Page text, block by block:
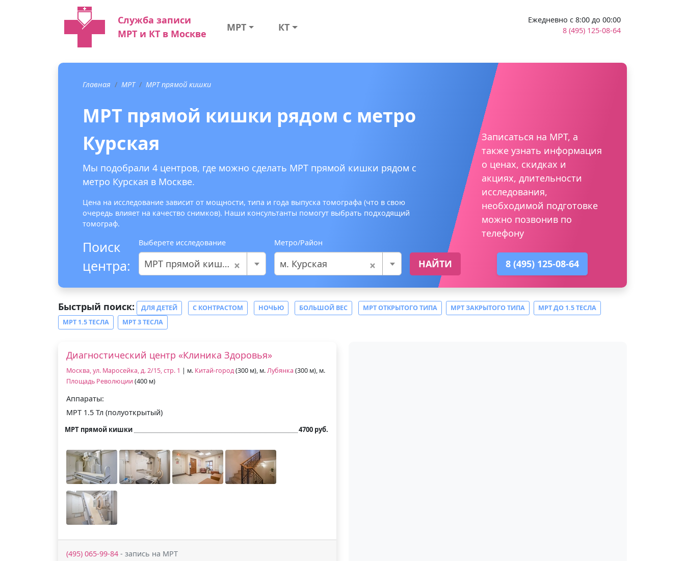
Служба записи
МРТ и КТ в Москве
МРТ КТ
Ежедневно с 8:00 до 00:00
8 (495) 125-08-64
Главная МРТ МРТ прямой кишки
МРТ прямой кишки рядом с метро
Курская
Мы подобрали 4 центров, где можно сделать МРТ прямой кишки рядом с
метро Курская в Москве.
Цена на исследование зависит от мощности, типа и года выпуска томографа (что в свою
очередь влияет на качество снимков). Наши консультанты помогут выбрать подходящий
томограф.
Поиск
центра:
Выберете исследование
×
МРТ прямой кишки
Метро/Район
×
м. Курская НАЙТИ
Записаться на МРТ, а
также узнать информация
о ценах, скидках и
акциях, длительности
исследования,
необходимой подготовке
можно позвонив по
телефону
8 (495) 125-08-64
Быстрый поиск: ДЛЯ ДЕТЕЙ С КОНТРАСТОМ НОЧЬЮ БОЛЬШОЙ ВЕС МРТ ОТКРЫТОГО ТИПА МРТ ЗАКРЫТОГО ТИПА
МРТ ДО 1.5 ТЕСЛА
МРТ 1.5 ТЕСЛА
МРТ 3 ТЕСЛА
Диагностический центр «Клиника Здоровья»
Москва, ул. Маросейка, д. 2/15, стр. 1 | м. Китай-город(300 м), м.Лубянка (300 м), м.
Площадь Революции (400 м)
Аппараты:
МРТ 1.5 Тл (полуоткрытый)
МРТ прямой кишки 4700 руб.
(495) 065-99-84 - запись на МРТ